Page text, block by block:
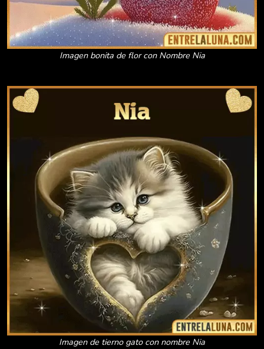
Imagen bonita de flor con Nombre Nia
Imagen de tierno gato con nombre Nia